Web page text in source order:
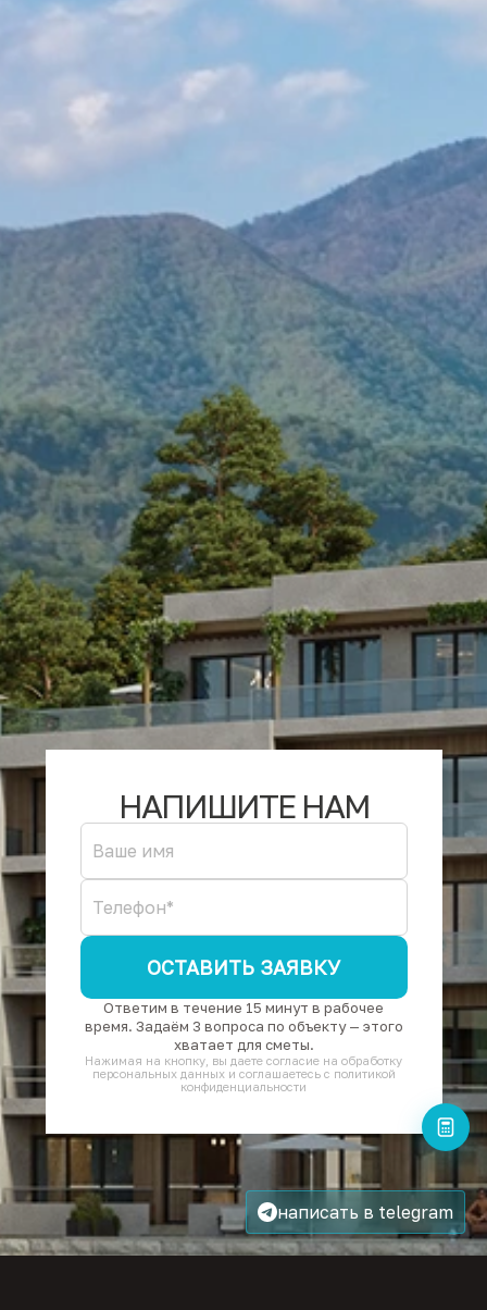
НАПИШИТЕ НАМ
ОСТАВИТЬ ЗАЯВКУ
Ответим в течение 15 минут в рабочее
время. Задаём 3 вопроса по объекту — этого
хватает для сметы.
Нажимая на кнопку, вы даете согласие на обработку
персональных данных и соглашаетесь с политикой
конфиденциальности
написать в telegram